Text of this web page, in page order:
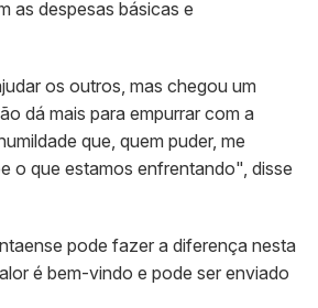
as despesas básicas e
os outros, mas chegou um
dá mais para empurrar com a
que, quem puder, me
o que estamos enfrentando", disse
pode fazer a diferença nesta
é bem-vindo e pode ser enviado